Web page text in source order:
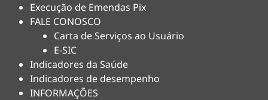
Execução de Emendas Pix
FALE CONOSCO
Carta de Serviços ao Usuário
E-SIC
Indicadores da Saúde
Indicadores de desempenho
INFORMAÇÕES